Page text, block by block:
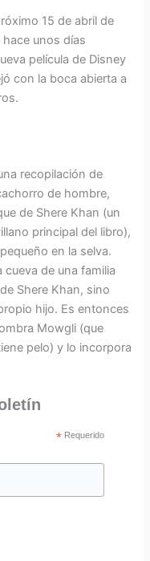
15 de abril de
unos días
película de Disney
con la boca abierta a
recopilación de
de hombre,
de Shere Khan (un
principal del libro),
en la selva.
cueva de una familia
Shere Khan, sino
hijo. Es entonces
Mowgli (que
pelo) y lo incorpora
* Requerido